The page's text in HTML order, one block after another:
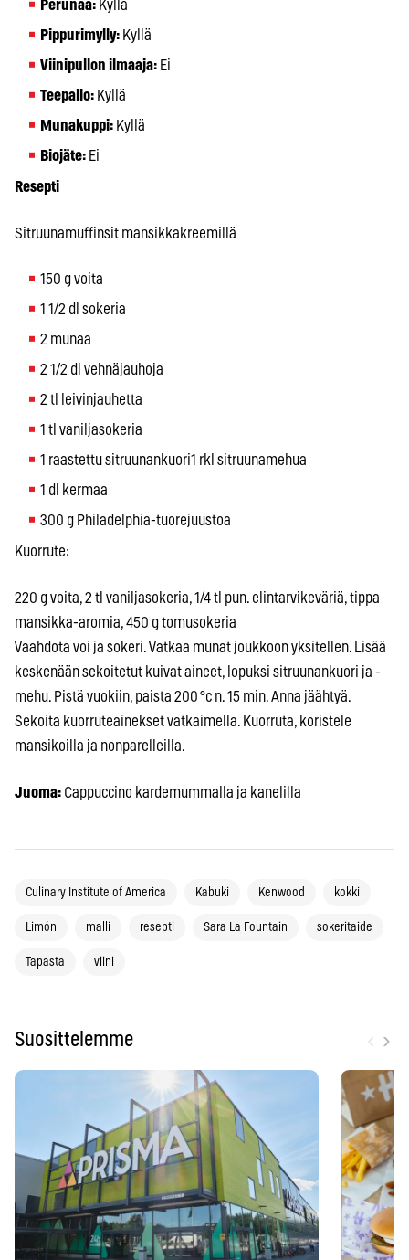
Perunaa: Kyllä
Pippurimylly: Kyllä
Viinipullon ilmaaja: Ei
Teepallo: Kyllä
Munakuppi: Kyllä
Biojäte: Ei
Resepti
Sitruunamuffinsit mansikkakreemillä
150 g voita
1 1/2 dl sokeria
2 munaa
2 1/2 dl vehnäjauhoja
2 tl leivinjauhetta
1 tl vaniljasokeria
1 raastettu sitruunankuori1 rkl sitruunamehua
1 dl kermaa
300 g Philadelphia-tuorejuustoa
Kuorrute:
220 g voita, 2 tl vaniljasokeria, 1/4 tl pun. elintarvikeväriä, tippa
mansikka-aromia, 450 g tomusokeria
Vaahdota voi ja sokeri. Vatkaa munat joukkoon yksitellen. Lisää
keskenään sekoitetut kuivat aineet, lopuksi sitruunankuori ja -
mehu. Pistä vuokiin, paista 200 °c n. 15 min. Anna jäähtyä.
Sekoita kuorruteainekset vatkaimella. Kuorruta, koristele
mansikoilla ja nonparelleilla.
Juoma: Cappuccino kardemummalla ja kanelilla
Culinary Institute of America Kabuki Kenwood kokki
Limón malli resepti Sara La Fountain sokeritaide
Tapasta viini
Suosittelemme ›